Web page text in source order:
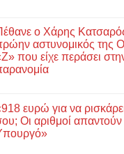
ο Χάρης
αστυνομικός της
που είχε περάσει
ευρώ για να
Οι αριθμοί